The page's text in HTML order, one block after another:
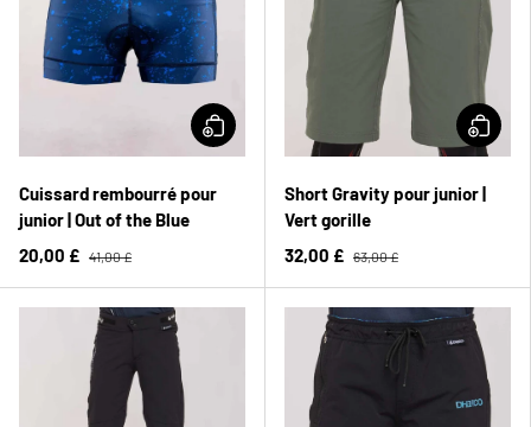
Cuissard rembourré pour
junior | Out of the Blue
20,00 £ 41,00 £
Short Gravity pour junior |
Vert gorille
32,00 £ 63,00 £